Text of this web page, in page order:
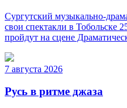
Сургутский музыкально-
свои спектакли в Тобольске
пройдут на сцене
7 августа 2026
Русь в ритме джаза